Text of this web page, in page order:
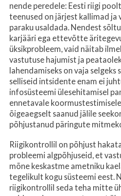
nende peredele: Eesti riigi
teenused on järjest kallimad ja
paraku usaldada. Nendest
karjääri ega ettevõtte
üksikprobleem, vaid näitab
vastutuse hajumist ja
lahendamiseks on vaja
selliseid intsidente enam ei
infosüsteemi ülesehitamisel
ennetavale
õigeaegselt saanud jälile
põhjustanud päringute
Riigikontrollil on põhjust
probleemi algpõhjuseid, et
mõne keskastme ametniku
tegelikult kogu süsteemi eest.
riigikontrollil seda teha mitte